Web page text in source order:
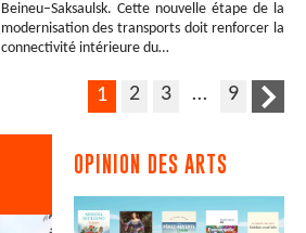
Beineu–Saksaulsk. Cette nouvelle étape de la
modernisation des transports doit renforcer la
connectivité intérieure du…
1 2 3 … 9
OPINION DES ARTS